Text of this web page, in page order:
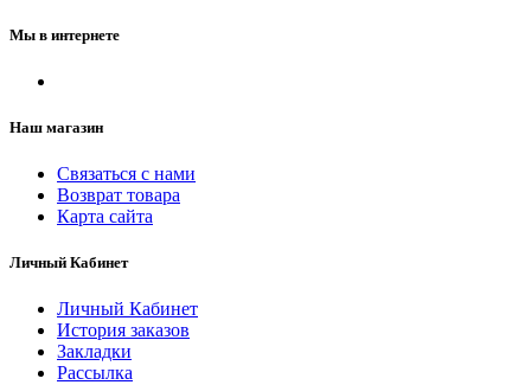
Мы в интернете
Наш магазин
Связаться с нами
Возврат товара
Карта сайта
Личный Кабинет
Личный Кабинет
История заказов
Закладки
Рассылка